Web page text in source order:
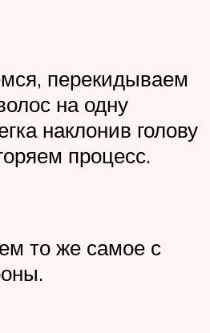
перекидываем
на одну
наклонив голову
процесс.
то же самое с